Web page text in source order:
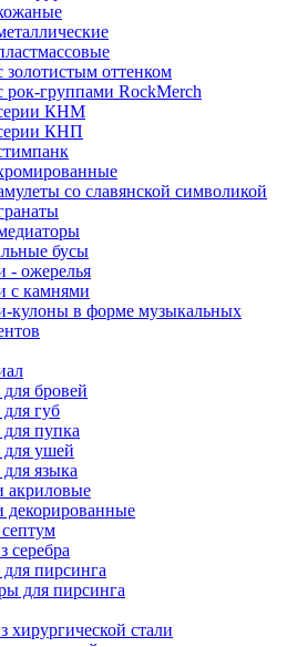
золотистым оттенком
рок-группами RockMerch
КНМ
КНП
со славянской символикой
бусы
- ожерелья
с камнями
кулоны в форме музыкальных
бровей
губ
пупка
ушей
языка
акриловые
декорированные
серебра
пирсинга
для пирсинга
хирургической стали